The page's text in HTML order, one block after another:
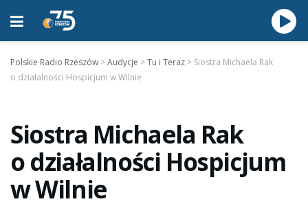
Polskie Radio Rzeszów >Audycje >Tu i Teraz > Siostra Michaela Rak
o działalności Hospicjum w Wilnie
Siostra Michaela Rak
o działalności Hospicjum
w Wilnie